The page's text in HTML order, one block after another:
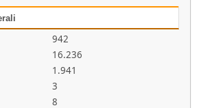
942
16.236
1.941
3
8